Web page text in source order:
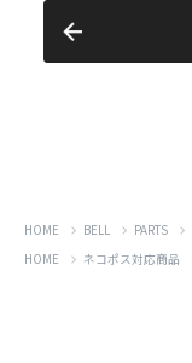
HOME BELL PARTS
HOME ネコポス対応商品